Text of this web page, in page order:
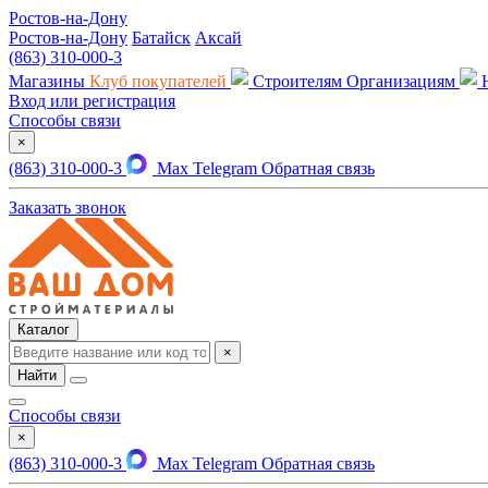
Ростов-на-Дону
Ростов-на-Дону Батайск Аксай
(863) 310-000-3
Магазины Клуб покупателей Строителям Организациям
Вход или регистрация
Способы связи
×
(863) 310-000-3 Max Telegram Обратная связь
Заказать звонок
Каталог
×
Найти
Способы связи
×
(863) 310-000-3 Max Telegram Обратная связь